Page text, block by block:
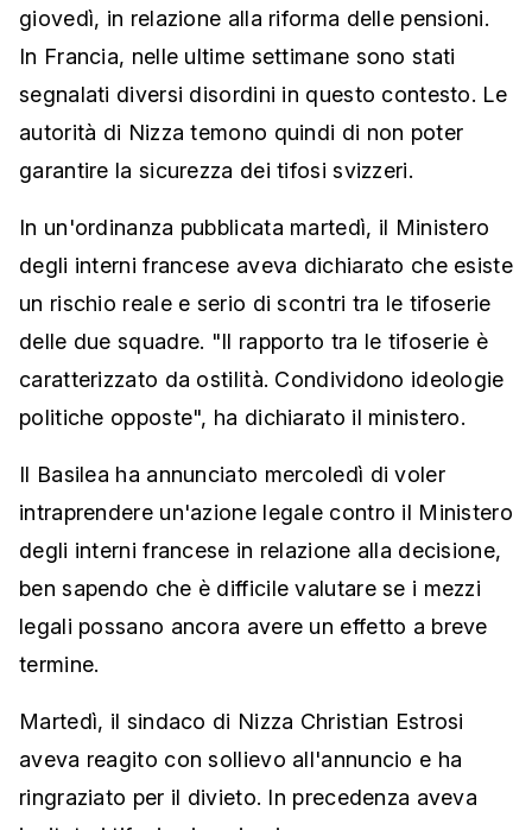
giovedì, in relazione alla riforma delle pensioni.
In Francia, nelle ultime settimane sono stati
segnalati diversi disordini in questo contesto. Le
autorità di Nizza temono quindi di non poter
garantire la sicurezza dei tifosi svizzeri.
In un'ordinanza pubblicata martedì, il Ministero
degli interni francese aveva dichiarato che esiste
un rischio reale e serio di scontri tra le tifoserie
delle due squadre. "Il rapporto tra le tifoserie è
caratterizzato da ostilità. Condividono ideologie
politiche opposte", ha dichiarato il ministero.
Il Basilea ha annunciato mercoledì di voler
intraprendere un'azione legale contro il Ministero
degli interni francese in relazione alla decisione,
ben sapendo che è difficile valutare se i mezzi
legali possano ancora avere un effetto a breve
termine.
Martedì, il sindaco di Nizza Christian Estrosi
aveva reagito con sollievo all'annuncio e ha
ringraziato per il divieto. In precedenza aveva